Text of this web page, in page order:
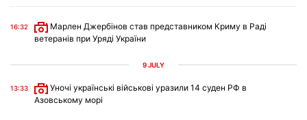
16:32
Марлен Джербінов став представником Криму в Раді
ветеранів при Уряді України
9 JULY
13:33
Уночі українські військові уразили 14 суден РФ в
Азовському морі